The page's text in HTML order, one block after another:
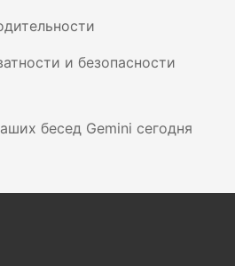
и безопасности
бесед Gemini сегодня